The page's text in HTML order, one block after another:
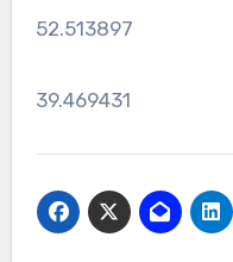
52.513897
39.469431